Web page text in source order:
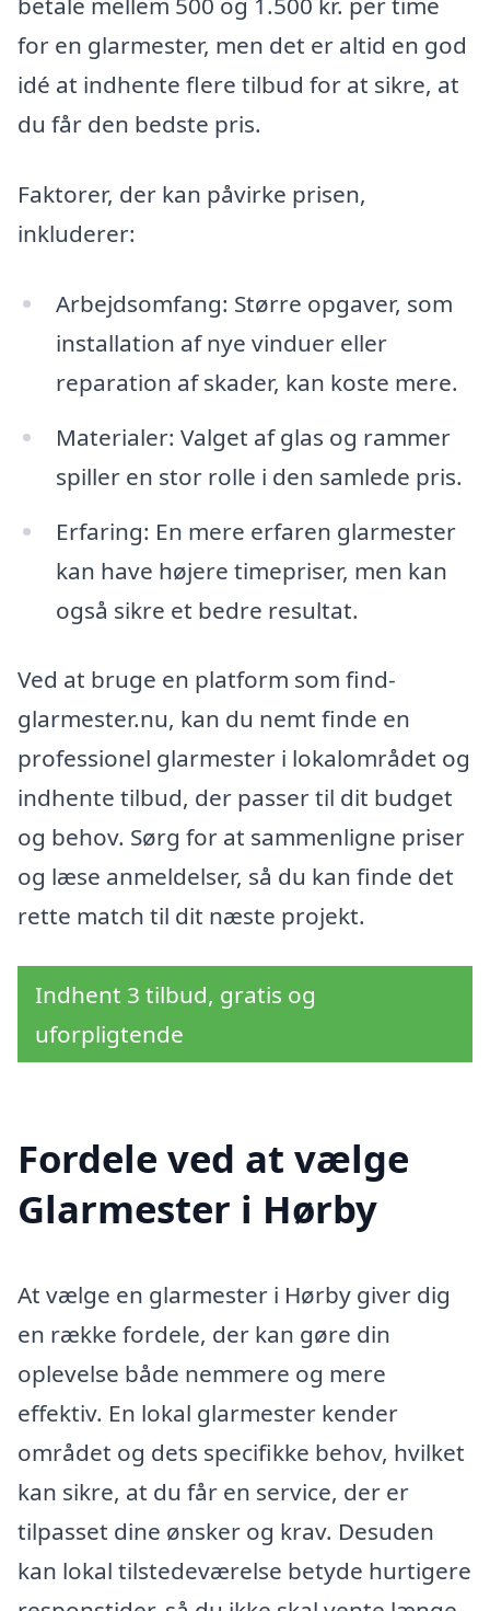
for en glarmester, men det er altid en god
idé at indhente flere tilbud for at sikre, at
du får den bedste pris.
Faktorer, der kan påvirke prisen,
inkluderer:
Arbejdsomfang: Større opgaver, som
installation af nye vinduer eller
reparation af skader, kan koste mere.
Materialer: Valget af glas og rammer
spiller en stor rolle i den samlede pris.
Erfaring: En mere erfaren glarmester
kan have højere timepriser, men kan
også sikre et bedre resultat.
Ved at bruge en platform som find-
glarmester.nu, kan du nemt finde en
professionel glarmester i lokalområdet og
indhente tilbud, der passer til dit budget
og behov. Sørg for at sammenligne priser
og læse anmeldelser, så du kan finde det
rette match til dit næste projekt.
Indhent 3 tilbud, gratis og
uforpligtende
Fordele ved at vælge
Glarmester i Hørby
At vælge en glarmester i Hørby giver dig
en række fordele, der kan gøre din
oplevelse både nemmere og mere
effektiv. En lokal glarmester kender
området og dets specifikke behov, hvilket
kan sikre, at du får en service, der er
tilpasset dine ønsker og krav. Desuden
kan lokal tilstedeværelse betyde hurtigere